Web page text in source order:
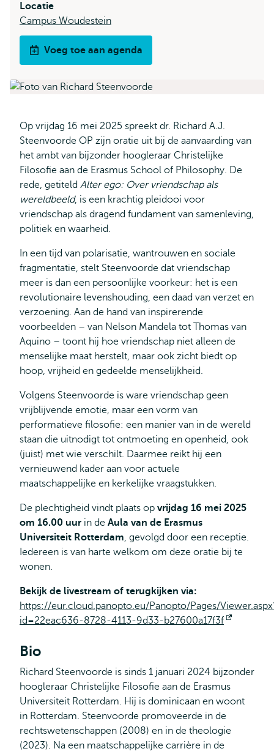
Locatie
Campus Woudestein
Voeg toe aan agenda
Op vrijdag 16 mei 2025 spreekt dr. Richard A.J.
Steenvoorde OP zijn oratie uit bij de aanvaarding van
het ambt van bijzonder hoogleraar Christelijke
Filosofie aan de Erasmus School of Philosophy. De
rede, getiteld Alter ego: Over vriendschap als
wereldbeeld, is een krachtig pleidooi voor
vriendschap als dragend fundament van samenleving,
politiek en waarheid.
In een tijd van polarisatie, wantrouwen en sociale
fragmentatie, stelt Steenvoorde dat vriendschap
meer is dan een persoonlijke voorkeur: het is een
revolutionaire levenshouding, een daad van verzet en
verzoening. Aan de hand van inspirerende
voorbeelden – van Nelson Mandela tot Thomas van
Aquino – toont hij hoe vriendschap niet alleen de
menselijke maat herstelt, maar ook zicht biedt op
hoop, vrijheid en gedeelde menselijkheid.
Volgens Steenvoorde is ware vriendschap geen
vrijblijvende emotie, maar een vorm van
performatieve filosofie: een manier van in de wereld
staan die uitnodigt tot ontmoeting en openheid, ook
(juist) met wie verschilt. Daarmee reikt hij een
vernieuwend kader aan voor actuele
maatschappelijke en kerkelijke vraagstukken.
De plechtigheid vindt plaats op vrijdag 16 mei 2025
om 16.00 uur in de Aula van de Erasmus
Universiteit Rotterdam, gevolgd door een receptie.
Iedereen is van harte welkom om deze oratie bij te
wonen.
Bekijk de livestream of terugkijken via:
https://eur.cloud.panopto.eu/Panopto/Pages/
id=22eac636-8728-4113-9d33-b27600a17f3f
Bio
Richard Steenvoorde is sinds 1 januari 2024 bijzonder
hoogleraar Christelijke Filosofie aan de Erasmus
Universiteit Rotterdam. Hij is dominicaan en woont
in Rotterdam. Steenvoorde promoveerde in de
rechtswetenschappen (2008) en in de theologie
(2023). Na een maatschappelijke carrière in de